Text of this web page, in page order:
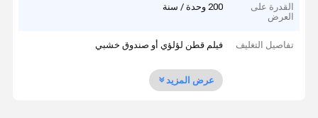
القدرة على
العرض
200 وحدة / سنة
تفاصيل التغليف فيلم قطن لؤلؤي أو صندوق خشبي
عرض المزيد